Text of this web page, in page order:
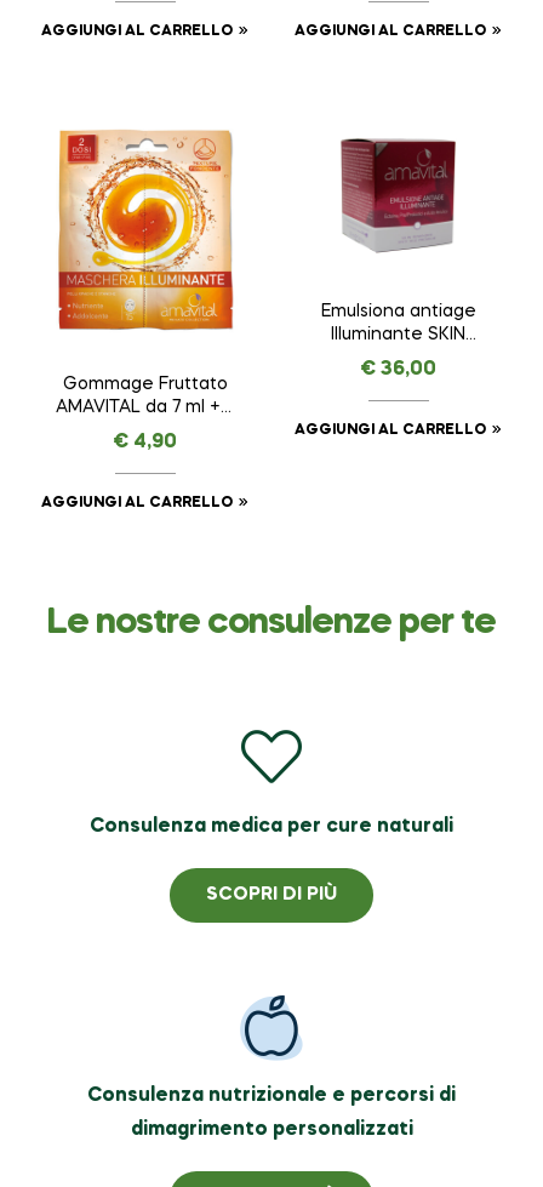
AGGIUNGI AL CARRELLO AGGIUNGI AL CARRELLO
Gommage Fruttato
AMAVITAL da 7 ml + 7
ml
€ 4,90
AGGIUNGI AL CARRELLO
Emulsiona antiage
Illuminante SKIN
REMINDER ANTI AGE
PREMIUM – AMAVITAL
da 50 ml
€ 36,00
AGGIUNGI AL CARRELLO
Le nostre consulenze per te
Consulenza medica per cure naturali
SCOPRI DI PIÙ
Consulenza nutrizionale e percorsi di
dimagrimento personalizzati